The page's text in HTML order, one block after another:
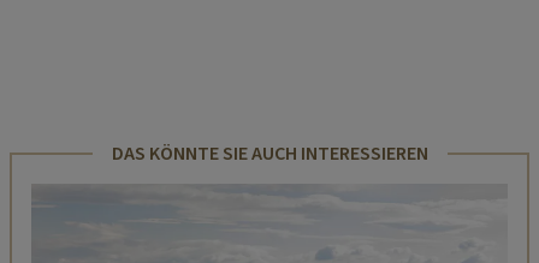
DAS KÖNNTE SIE AUCH INTERESSIEREN